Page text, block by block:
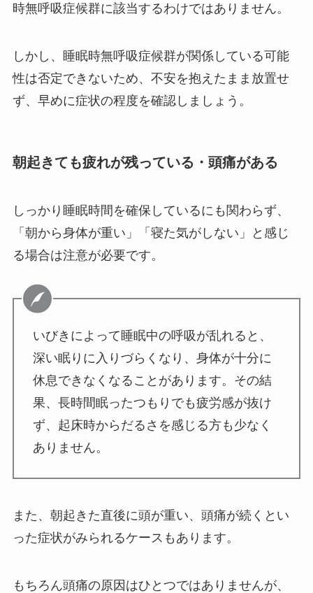
時無呼吸症候群に該当するわけではありません。
しかし、睡眠時無呼吸症候群が関係している可能
性は否定できないため、不安を抱えたまま放置せ
ず、早めに症状の程度を確認しましょう。
朝起きても疲れが残っている・頭痛がある
しっかり睡眠時間を確保しているにも関わらず、
「朝から身体が重い」「寝た気がしない」と感じ
る場合は注意が必要です。
いびきによって睡眠中の呼吸が乱れると、
深い眠りに入りづらくなり、身体が十分に
休息できなくなることがあります。その結
果、長時間眠ったつもりでも疲労感が抜け
ず、起床時からだるさを感じる方も少なく
ありません。
また、朝起きた直後に頭が重い、頭痛が続くとい
った症状がみられるケースもあります。
もちろん頭痛の原因はひとつではありませんが、